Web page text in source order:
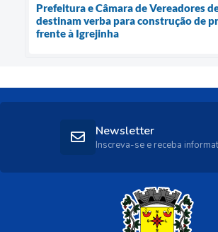
Prefeitura e Câmara de Vereadores
destinam verba para construção de
frente à Igrejinha
Newsletter
Inscreva-se e receba